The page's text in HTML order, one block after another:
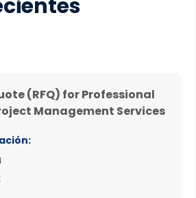
(RFQ) for Professional
Management Services